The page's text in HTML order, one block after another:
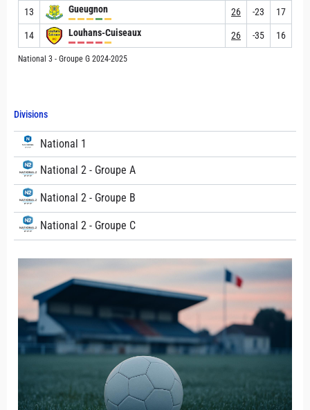
Divisions
National 1
National 2 - Groupe A
National 2 - Groupe B
National 2 - Groupe C
13 Gueugnon 26 -23 17
14 Louhans-Cuiseaux 26 -35 16
National 3 - Groupe G 2024-2025